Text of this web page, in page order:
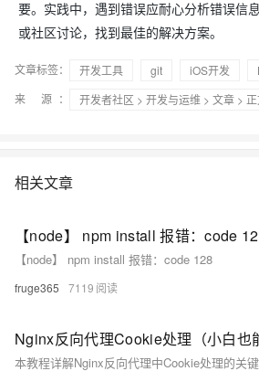
要。实践中，遇到错误应耐心分析错误信
或社区讨论，找到最佳的解决方案。
文章标签： 开发工具 git iOS开发
来 源：
开发者社区 > 开发与运维 > 文章 >
相关文章
【node】 npm install 报错：code
【node】 npm install 报错：code 128
fruge365 7119
Nginx反向代理Cookie处理（小白也